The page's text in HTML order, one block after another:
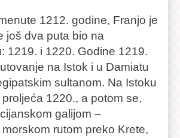
1212. godine, Franjo je
još dva puta bio na
1219. i 1220. Godine 1219.
na Istok i u Damiatu
sultanom. Na Istoku
1220., a potom se,
galijom –
rutom preko Krete,